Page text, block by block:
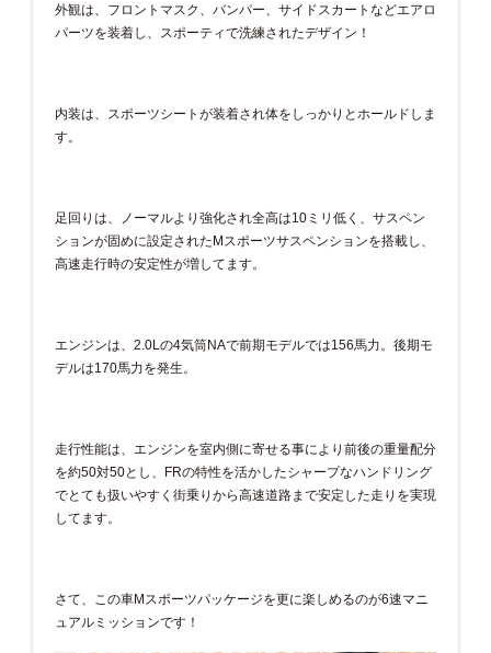
外観は、フロントマスク、バンパー、サイドスカートなどエアロ
パーツを装着し、スポーティで洗練されたデザイン！
内装は、スポーツシートが装着され体をしっかりとホールドしま
す。
足回りは、ノーマルより強化され全高は10ミリ低く、サスペン
ションが固めに設定されたMスポーツサスペンションを搭載し、
高速走行時の安定性が増してます。
エンジンは、2.0Lの4気筒NAで前期モデルでは156馬力。後期モ
デルは170馬力を発生。
走行性能は、エンジンを室内側に寄せる事により前後の重量配分
を約50対50とし、FRの特性を活かしたシャープなハンドリング
でとても扱いやすく街乗りから高速道路まで安定した走りを実現
してます。
さて、この車Mスポーツパッケージを更に楽しめるのが6速マニ
ュアルミッションです！